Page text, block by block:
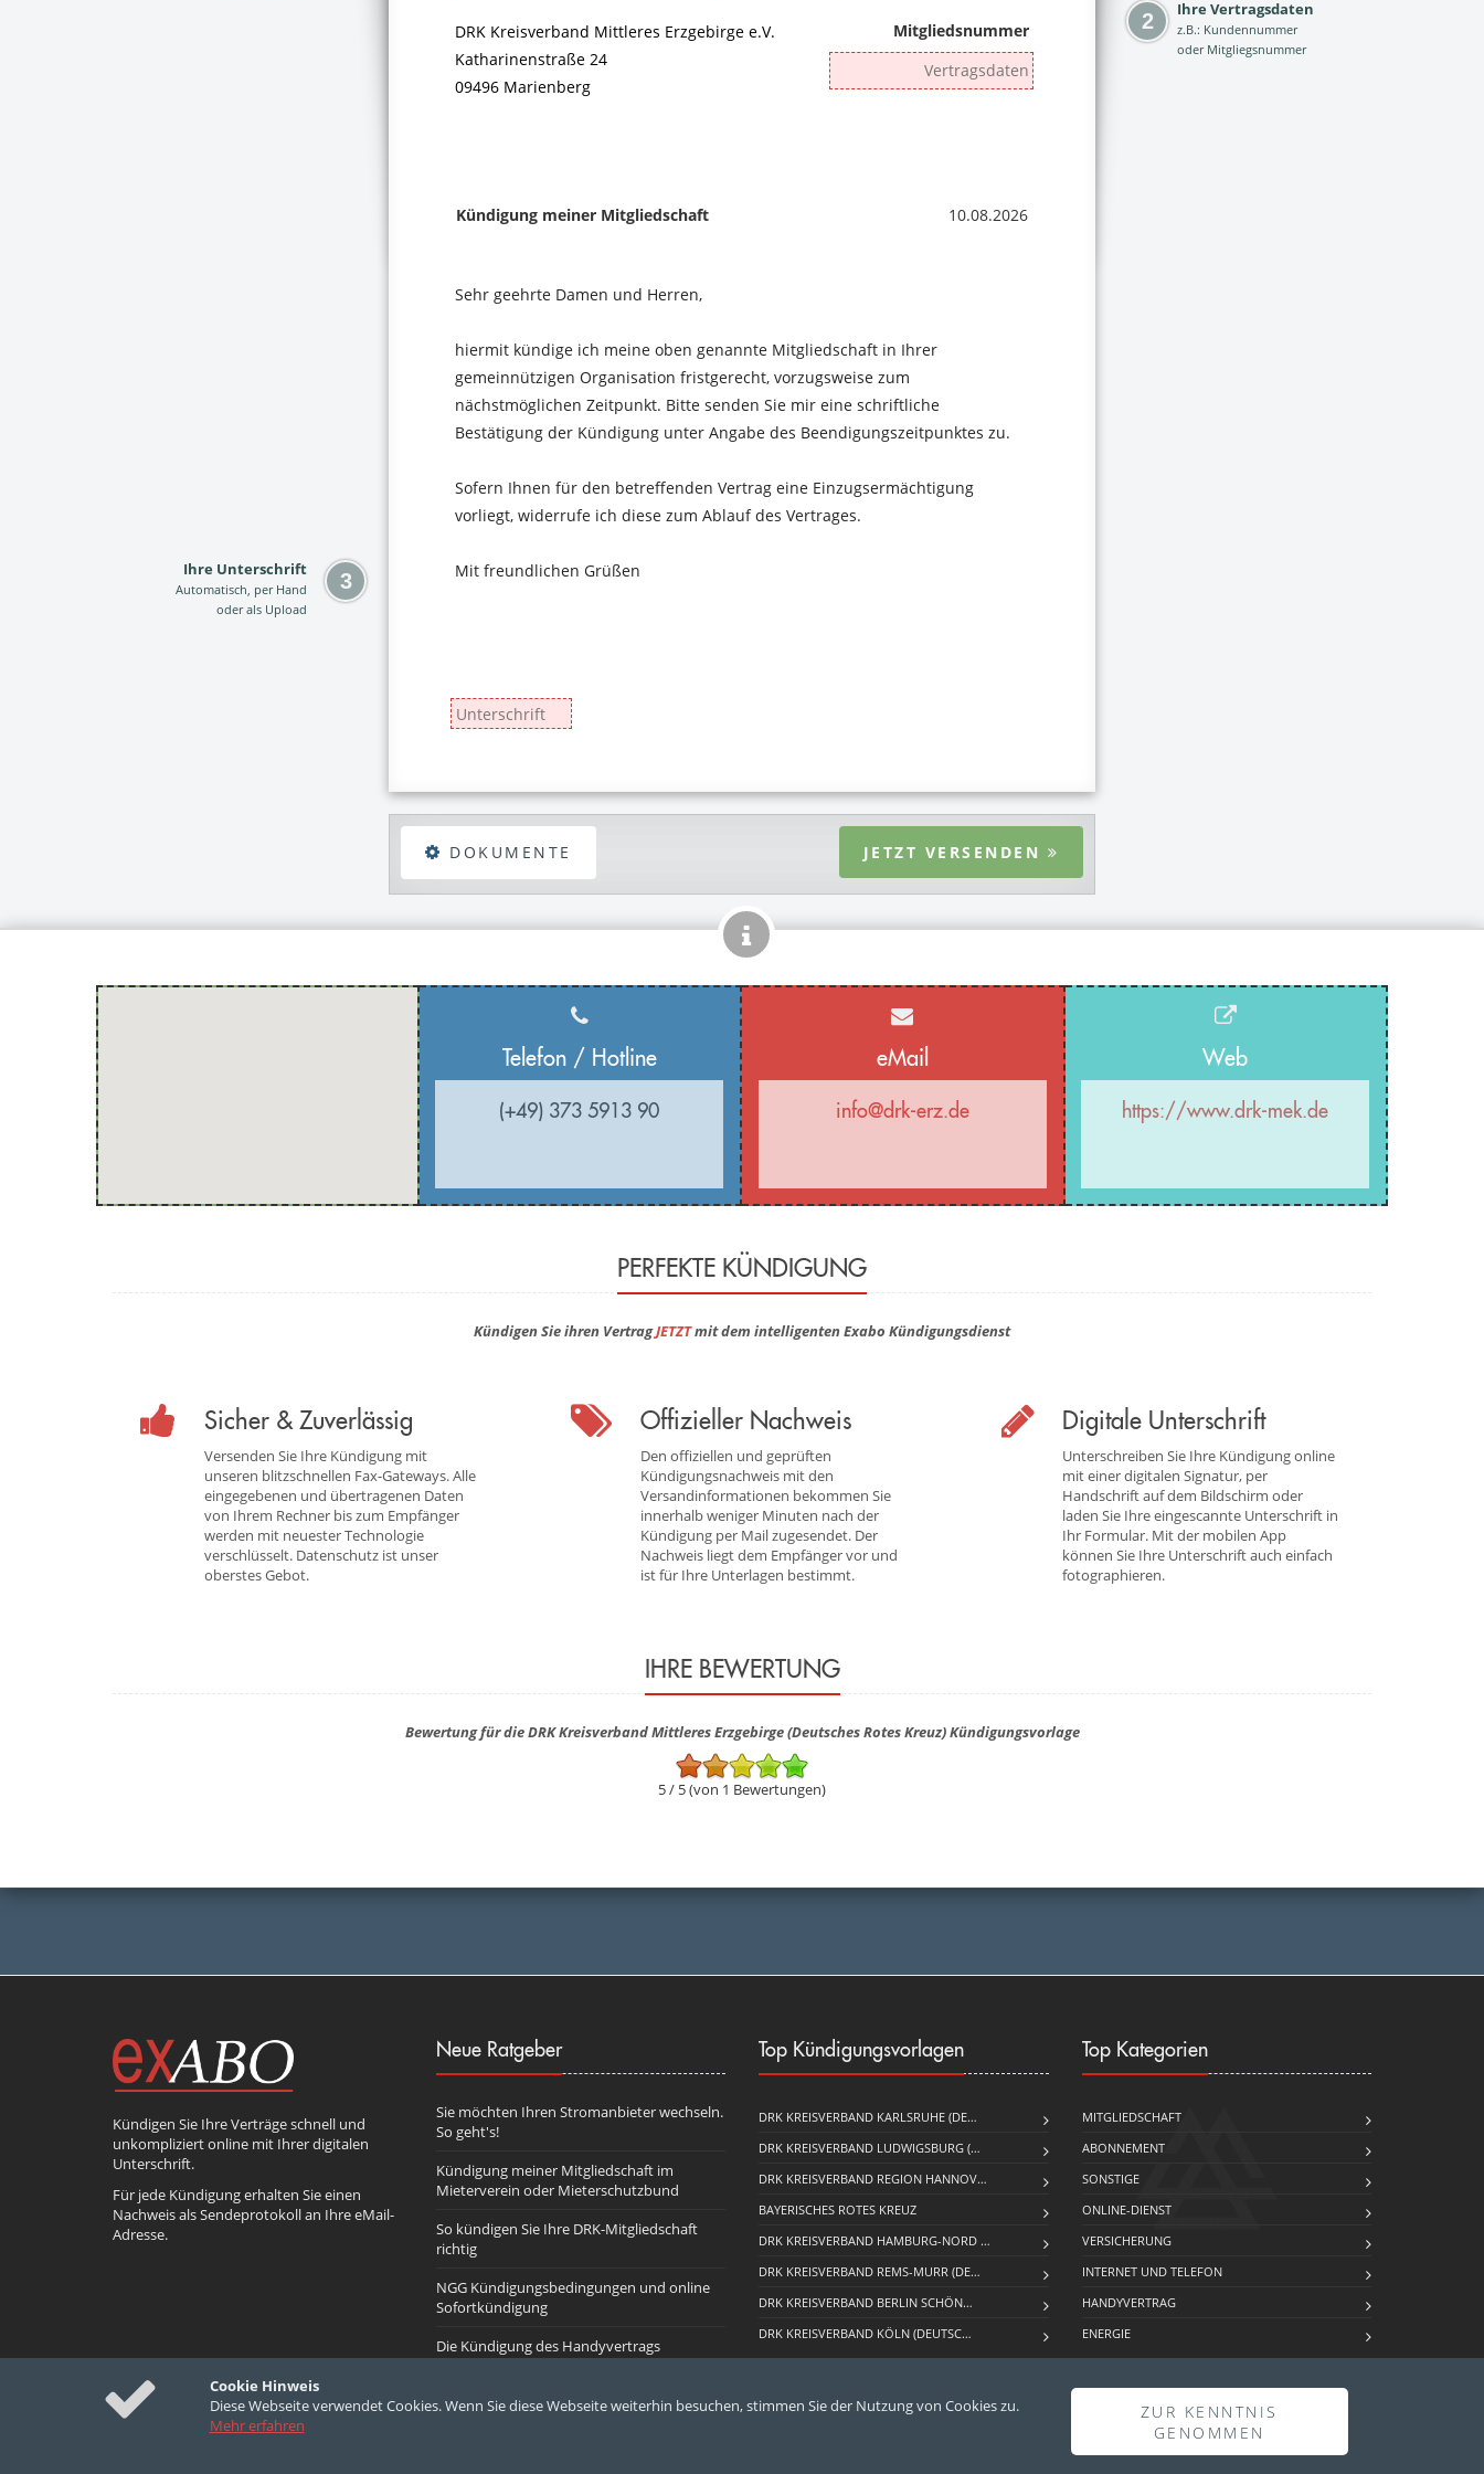
DOKUMENTE JETZT VERSENDEN
Ihre Vertragsdaten
z.B.: Kundennummer
oder Mitgliegsnummer
Ihre Unterschrift
Automatisch, per Hand
oder als Upload
Telefon / Hotline
(+49) 373 5913 90
eMail
info@drk-erz.de
Web
https://www.drk-mek.de
PERFEKTE KÜNDIGUNG
Kündigen Sie ihren VertragJETZTmit dem intelligenten Exabo Kündigungsdienst
Sicher & Zuverlässig
Versenden Sie Ihre Kündigung mit
unseren blitzschnellen Fax-Gateways. Alle
eingegebenen und übertragenen Daten
von Ihrem Rechner bis zum Empfänger
werden mit neuester Technologie
verschlüsselt. Datenschutz ist unser
oberstes Gebot.
Offizieller Nachweis
Den offiziellen und geprüften
Kündigungsnachweis mit den
Versandinformationen bekommen Sie
innerhalb weniger Minuten nach der
Kündigung per Mail zugesendet. Der
Nachweis liegt dem Empfänger vor und
ist für Ihre Unterlagen bestimmt.
Digitale Unterschrift
Unterschreiben Sie Ihre Kündigung online
mit einer digitalen Signatur, per
Handschrift auf dem Bildschirm oder
laden Sie Ihre eingescannte Unterschrift in
Ihr Formular. Mit der mobilen App
können Sie Ihre Unterschrift auch einfach
fotographieren.
IHRE BEWERTUNG
Bewertung für die DRK Kreisverband Mittleres Erzgebirge (Deutsches Rotes Kreuz) Kündigungsvorlage
5 / 5 (von 1 Bewertungen)
Kündigen Sie Ihre Verträge schnell und
unkompliziert online mit Ihrer digitalen
Unterschrift.
Für jede Kündigung erhalten Sie einen
Nachweis als Sendeprotokoll an Ihre eMail-
Adresse.
Neue Ratgeber
Sie möchten Ihren Stromanbieter wechseln.
So geht's!
Kündigung meiner Mitgliedschaft im
Mieterverein oder Mieterschutzbund
So kündigen Sie Ihre DRK-Mitgliedschaft
richtig
NGG Kündigungsbedingungen und online
Sofortkündigung
Die Kündigung des Handyvertrags
Top Kündigungsvorlagen
DRK KREISVERBAND KARLSRUHE (DE…
DRK KREISVERBAND LUDWIGSBURG (…
DRK KREISVERBAND REGION HANNOV…
BAYERISCHES ROTES KREUZ
DRK KREISVERBAND HAMBURG-NORD …
DRK KREISVERBAND REMS-MURR (DE…
DRK KREISVERBAND BERLIN SCHÖN…
DRK KREISVERBAND KÖLN (DEUTSC…
Top Kategorien
MITGLIEDSCHAFT
ABONNEMENT
SONSTIGE
ONLINE-DIENST
VERSICHERUNG
INTERNET UND TELEFON
HANDYVERTRAG
ENERGIE
Cookie Hinweis
Diese Webseite verwendet Cookies. Wenn Sie diese Webseite weiterhin besuchen, stimmen Sie der Nutzung von Cookies zu.
Mehr erfahren
ZUR KENNTNIS
GENOMMEN